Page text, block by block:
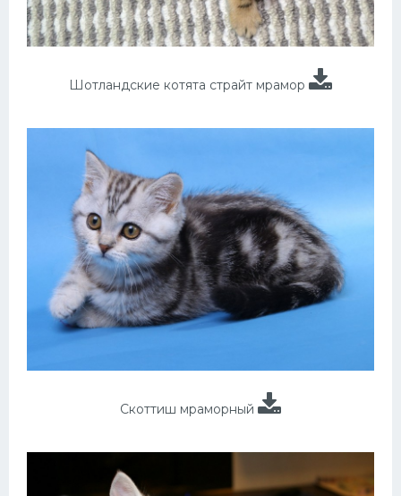
Шотландские котята страйт мрамор
Скоттиш мраморный